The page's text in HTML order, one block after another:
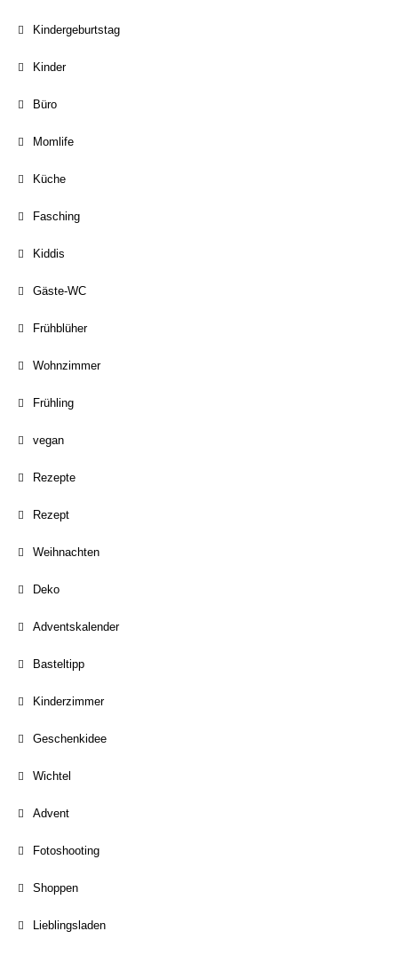
Kindergeburtstag
Kinder
Büro
Momlife
Küche
Fasching
Kiddis
Gäste-WC
Frühblüher
Wohnzimmer
Frühling
vegan
Rezepte
Rezept
Weihnachten
Deko
Adventskalender
Basteltipp
Kinderzimmer
Geschenkidee
Wichtel
Advent
Fotoshooting
Shoppen
Lieblingsladen